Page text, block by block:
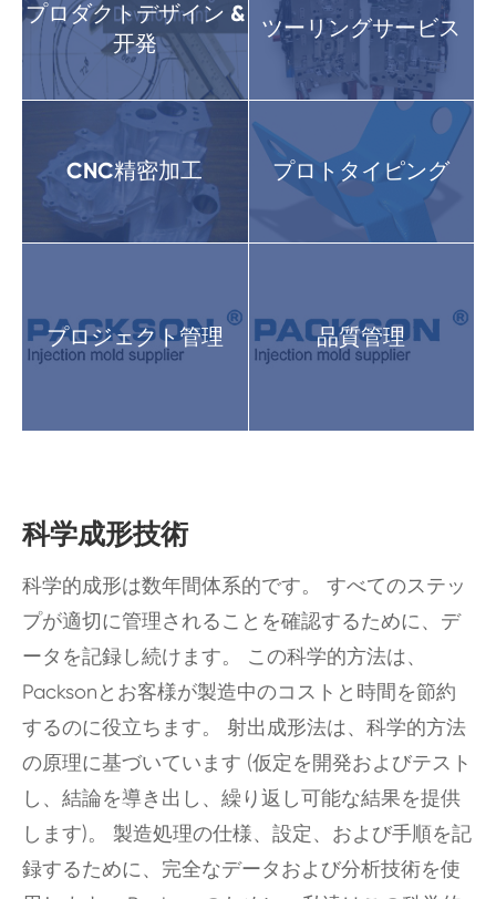
プロダクトデザイン &
开発
ツーリングサービス
CNC精密加工 プロトタイピング
プロジェクト管理 品質管理
科学成形技術
科学的成形は数年間体系的です。 すべてのステッ
プが適切に管理されることを確認するために、デ
ータを記録し続けます。 この科学的方法は、
Packsonとお客様が製造中のコストと時間を節約
するのに役立ちます。 射出成形法は、科学的方法
の原理に基づいています (仮定を開発およびテスト
し、結論を導き出し、繰り返し可能な結果を提供
します)。 製造処理の仕様、設定、および手順を記
録するために、完全なデータおよび分析技術を使